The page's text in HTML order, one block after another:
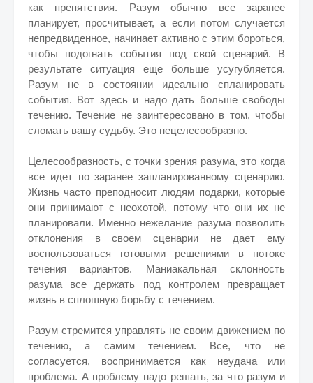
как препятствия. Разум обычно все заранее
планирует, просчитывает, а если потом случается
непредвиденное, начинает активно с этим бороться,
чтобы подогнать события под свой сценарий. В
результате ситуация еще больше усугубляется.
Разум не в состоянии идеально спланировать
события. Вот здесь и надо дать больше свободы
течению. Течение не заинтересовано в том, чтобы
сломать вашу судьбу. Это нецелесообразно.
Целесообразность, с точки зрения разума, это когда
все идет по заранее запланированному сценарию.
Жизнь часто преподносит людям подарки, которые
они принимают с неохотой, потому что они их не
планировали. Именно нежелание разума позволить
отклонения в своем сценарии не дает ему
воспользоваться готовыми решениями в потоке
течения вариантов. Маниакальная склонность
разума все держать под контролем превращает
жизнь в сплошную борьбу с течением.
Разум стремится управлять не своим движением по
течению, а самим течением. Все, что не
согласуется, воспринимается как неудача или
проблема. А проблему надо решать, за что разум и